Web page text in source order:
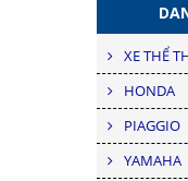
XE THỂ
HONDA
PIAGGIO
YAMAHA